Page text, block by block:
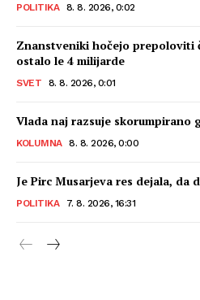
POLITIKA 8. 8. 2026, 0:02
Znanstveniki hočejo prepoloviti
ostalo le 4 milijarde
SVET 8. 8. 2026, 0:01
Vlada naj razsuje skorumpirano
KOLUMNA 8. 8. 2026, 0:00
Je Pirc Musarjeva res dejala, da
POLITIKA 7. 8. 2026, 16:31